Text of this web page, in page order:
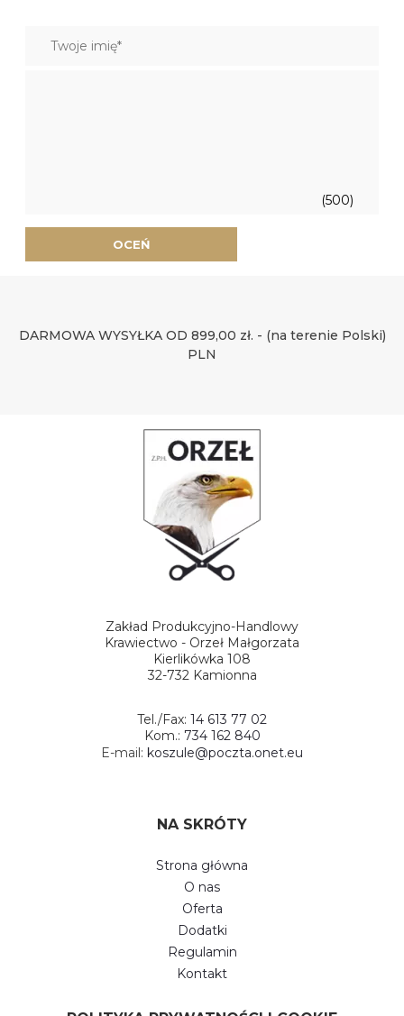
(500)
OCEŃ
DARMOWA WYSYŁKA OD 899,00 zł. - (na terenie Polski)
PLN
Zakład Produkcyjno-Handlowy
Krawiectwo - Orzeł Małgorzata
Kierlikówka 108
32-732 Kamionna
Tel./Fax: 14 613 77 02
Kom.: 734 162 840
E-mail: koszule@poczta.onet.eu
NA SKRÓTY
Strona główna
O nas
Oferta
Dodatki
Regulamin
Kontakt